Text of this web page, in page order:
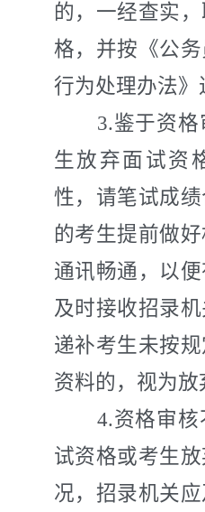
的，一经查实
格，并按《公
行为处理办法》
3.鉴于资
生放弃面试资
性，请笔试成
的考生提前做
通讯畅通，以
及时接收招录
递补考生未按
资料的，视为放
4.资格审
试资格或考生
况，招录机关